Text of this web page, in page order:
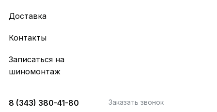
Доставка
Контакты
Записаться на
шиномонтаж
8 (343) 380-41-80 Заказать звонок